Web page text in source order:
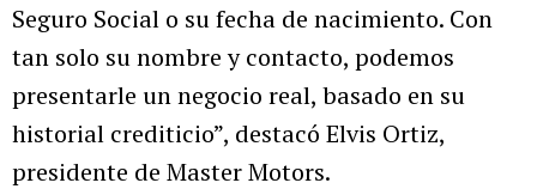
Seguro Social o su fecha de nacimiento. Con
tan solo su nombre y contacto, podemos
presentarle un negocio real, basado en su
historial crediticio”, destacó Elvis Ortiz,
presidente de Master Motors.